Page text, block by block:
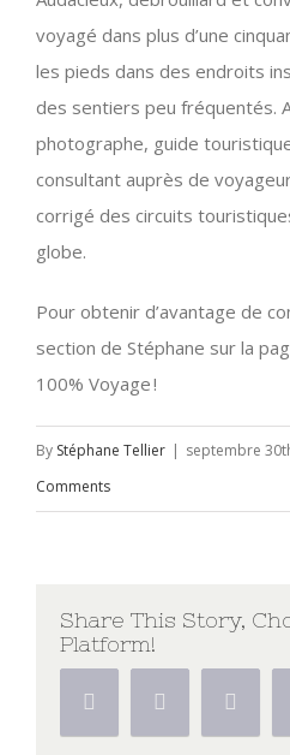
voyagé dans plus d’une
les pieds dans des endroits
des sentiers peu fréquentés.
photographe, guide
consultant auprès de
corrigé des circuits
globe.
Pour obtenir d’avantage de
section de Stéphane sur la
100% Voyage !
By Stéphane Tellier | septembre
Comments
Share This Story,
Platform!